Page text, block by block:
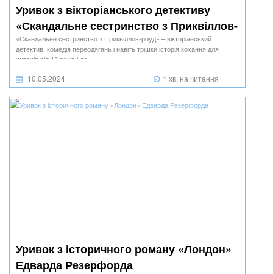
Уривок з вікторіанського детективу
«Скандальне сестринство з Приквіллов-
роуд» Джулії Беррі
«Скандальне сестринство з Приквіллов-роуд» – вікторіанський
детектив, комедія переодягань і навіть трішки історія кохання для
читачів від 10 років і до ∞.
10.05.2024 1 хв. на читання
Уривок з історичного роману «Лондон»
Едварда Резерфорда